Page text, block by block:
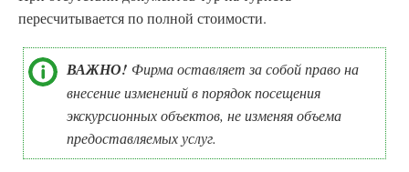
пересчитывается по полной стоимости.
ВАЖНО! Фирма оставляет за собой право на
внесение изменений в порядок посещения
экскурсионных объектов, не изменяя объема
предоставляемых услуг.